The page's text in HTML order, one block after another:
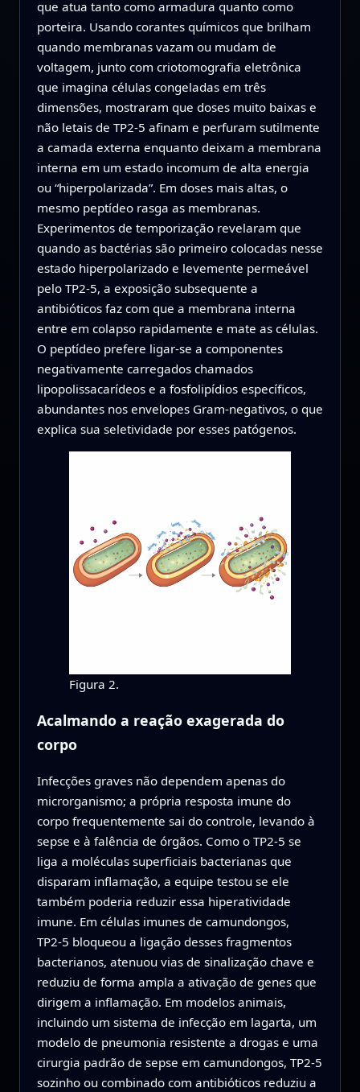
que atua tanto como armadura quanto como
porteira. Usando corantes químicos que brilham
quando membranas vazam ou mudam de
voltagem, junto com criotomografia eletrônica
que imagina células congeladas em três
dimensões, mostraram que doses muito baixas e
não letais de TP2‑5 afinam e perfuram sutilmente
a camada externa enquanto deixam a membrana
interna em um estado incomum de alta energia
ou “hiperpolarizada”. Em doses mais altas, o
mesmo peptídeo rasga as membranas.
Experimentos de temporização revelaram que
quando as bactérias são primeiro colocadas nesse
estado hiperpolarizado e levemente permeável
pelo TP2‑5, a exposição subsequente a
antibióticos faz com que a membrana interna
entre em colapso rapidamente e mate as células.
O peptídeo prefere ligar‑se a componentes
negativamente carregados chamados
lipopolissacarídeos e a fosfolipídios específicos,
abundantes nos envelopes Gram‑negativos, o que
explica sua seletividade por esses patógenos.
Figura 2.
Acalmando a reação exagerada do
corpo
Infecções graves não dependem apenas do
microrganismo; a própria resposta imune do
corpo frequentemente sai do controle, levando à
sepse e à falência de órgãos. Como o TP2‑5 se
liga a moléculas superficiais bacterianas que
disparam inflamação, a equipe testou se ele
também poderia reduzir essa hiperatividade
imune. Em células imunes de camundongos,
TP2‑5 bloqueou a ligação desses fragmentos
bacterianos, atenuou vias de sinalização chave e
reduziu de forma ampla a ativação de genes que
dirigem a inflamação. Em modelos animais,
incluindo um sistema de infecção em lagarta, um
modelo de pneumonia resistente a drogas e uma
cirurgia padrão de sepse em camundongos, TP2‑5
sozinho ou combinado com antibióticos reduziu a